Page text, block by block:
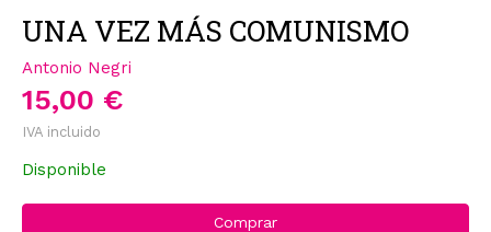
UNA VEZ MÁS COMUNISMO
Antonio Negri
15,00 €
IVA incluido
Disponible
Comprar